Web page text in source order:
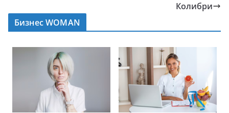
Колибри
Бизнес WOMAN